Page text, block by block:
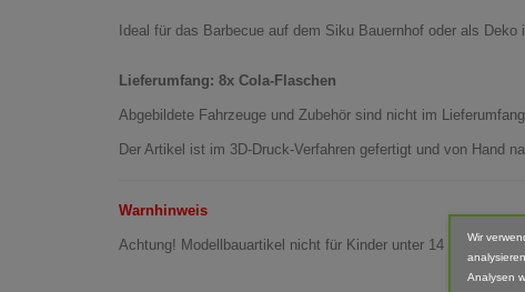
Ideal für das Barbecue auf dem Siku Bauernhof oder als Deko
Lieferumfang: 8x Cola-Flaschen
Abgebildete Fahrzeuge und Zubehör sind nicht im
Der Artikel ist im 3D-Druck-Verfahren gefertigt und von Hand
Warnhinweis
Achtung! Modellbauartikel nicht für Kinder unter 14 Jahren
Wir
Analysen